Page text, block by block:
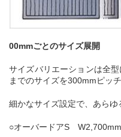
00mmごとのサイズ展開
サイズバリエーションは全
までのサイズを300mmピッ
細かなサイズ設定で、あらゆ
○オーバードアS W2,700mm